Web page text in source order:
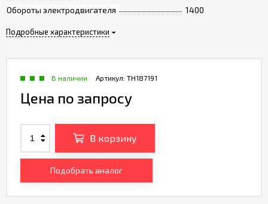
Обороты электродвигателя
1400
Подробные характеристики
Артикул: TH187191
В наличии
Цена по запросу
В корзину
Подобрать аналог